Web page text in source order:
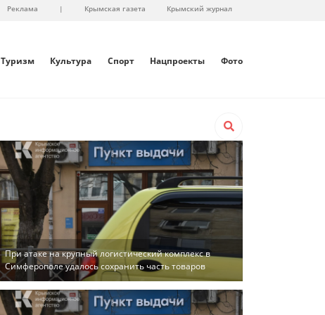
Реклама | Крымская газета Крымский журнал
Туризм Культура Спорт Нацпроекты Фото
При атаке на крупный логистический комплекс в
Симферополе удалось сохранить часть товаров